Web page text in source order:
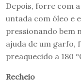
Depois, forre com
untada com óleo e
pressionando bem
ajuda de um garfo,
preaquecido a 180
Recheio